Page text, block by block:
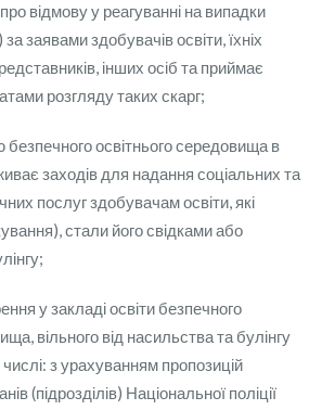
відмову у реагуванні на випадки
заявами здобувачів освіти, їхніх
інших осіб та приймає
розгляду таких скарг;
освітнього середовища в
заходів для надання соціальних та
послуг здобувачам освіти, які
стали його свідками або
у закладі освіти безпечного
вільного від насильства та булінгу
з урахуванням пропозицій
(підрозділів) Національної поліції